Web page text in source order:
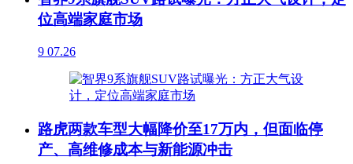
位高端家庭市场
9 07.26
路虎两款车型大幅降价至17万内，但面临停
产、高维修成本与新能源冲击